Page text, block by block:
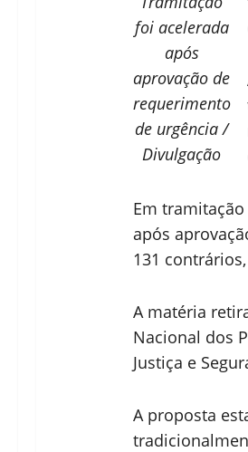
foi acelerada
após
aprovação de
requerimento
de urgência /
Divulgação
Em
após
131
A matéria
Nacional dos
Justiça e
A proposta